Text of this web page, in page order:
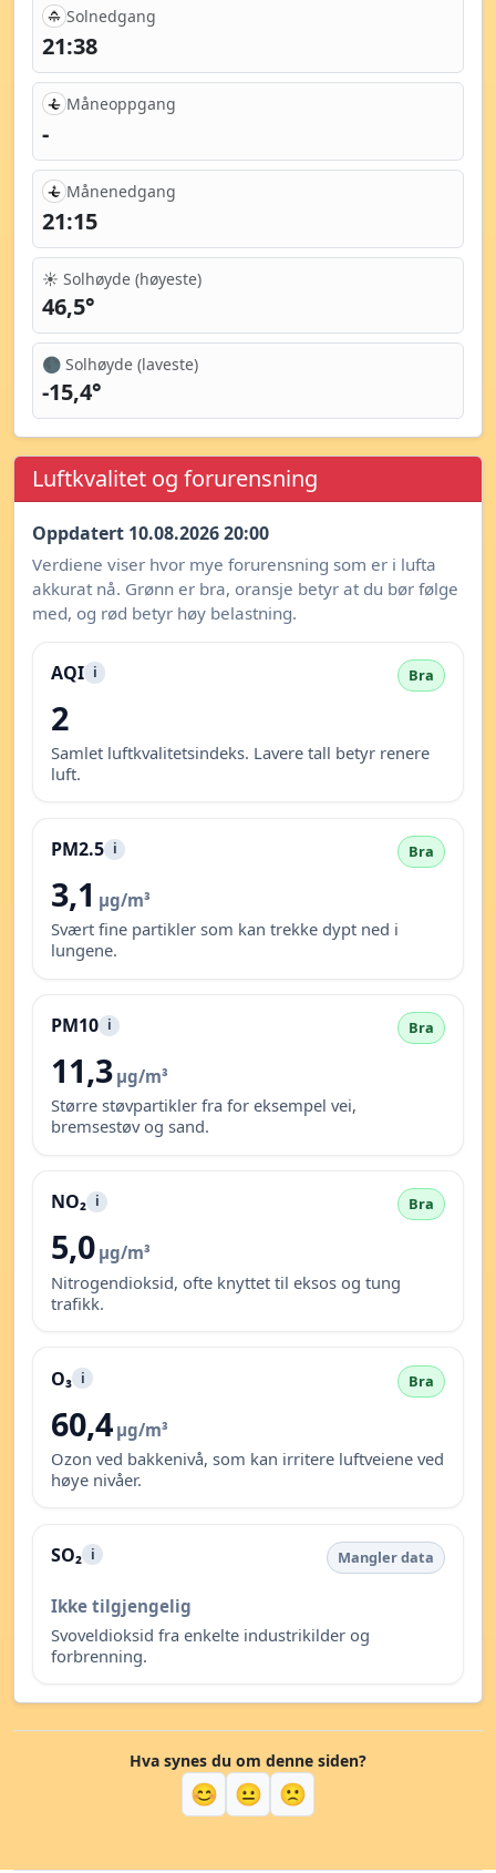
Solnedgang
21:38
Måneoppgang
-
Månenedgang
21:15
☀️ Solhøyde (høyeste)
46,5°
🌑 Solhøyde (laveste)
-15,4°
Luftkvalitet og forurensning
Oppdatert 10.08.2026 20:00
Verdiene viser hvor mye forurensning som er i lufta
akkurat nå. Grønn er bra, oransje betyr at du bør følge
med, og rød betyr høy belastning.
AQI i Bra
2
Samlet luftkvalitetsindeks. Lavere tall betyr renere
luft.
PM2.5 i Bra
3,1 µg/m³
Svært fine partikler som kan trekke dypt ned i
lungene.
PM10 i Bra
11,3 µg/m³
Større støvpartikler fra for eksempel vei,
bremsestøv og sand.
NO₂ i Bra
5,0 µg/m³
Nitrogendioksid, ofte knyttet til eksos og tung
trafikk.
O₃ i Bra
60,4 µg/m³
Ozon ved bakkenivå, som kan irritere luftveiene ved
høye nivåer.
SO₂ i Mangler data
Ikke tilgjengelig
Svoveldioksid fra enkelte industrikilder og
forbrenning.
Hva synes du om denne siden?
😊 😐 🙁